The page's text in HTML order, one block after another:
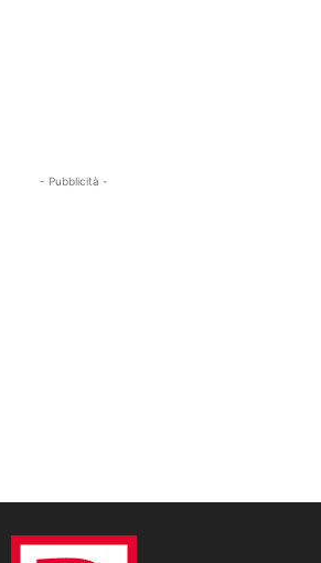
- Pubblicità -